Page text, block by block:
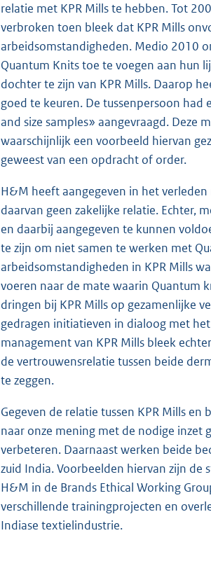
relatie met KPR Mills te hebben. Tot
verbroken toen bleek dat KPR Mills
arbeidsomstandigheden. Medio 2010
Quantum Knits toe te voegen aan hun
dochter te zijn van KPR Mills. Daarop
goed te keuren. De tussenpersoon had
and size samples» aangevraagd. Deze
waarschijnlijk een voorbeeld hiervan
geweest van een opdracht of order.
H&M heeft aangegeven in het
daarvan geen zakelijke relatie. Echter,
en daarbij aangegeven te kunnen
te zijn om niet samen te werken met
arbeidsomstandigheden in KPR Mills
voeren naar de mate waarin Quantum
dringen bij KPR Mills op gezamenlijke
gedragen initiatieven in dialoog met
management van KPR Mills bleek
de vertrouwensrelatie tussen beide
te zeggen.
Gegeven de relatie tussen KPR Mills
naar onze mening met de nodige inzet
verbeteren. Daarnaast werken beide
zuid India. Voorbeelden hiervan zijn de
H&M in de Brands Ethical Working
verschillende trainingprojecten en
Indiase textielindustrie.